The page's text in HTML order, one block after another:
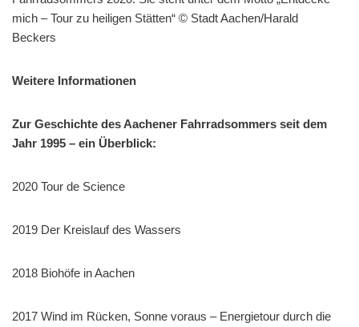
mich – Tour zu heiligen Stätten“ © Stadt Aachen/Harald
Beckers
Weitere Informationen
Zur Geschichte des Aachener Fahrradsommers seit dem
Jahr 1995 – ein Überblick:
2020 Tour de Science
2019 Der Kreislauf des Wassers
2018 Biohöfe in Aachen
2017 Wind im Rücken, Sonne voraus – Energietour durch die